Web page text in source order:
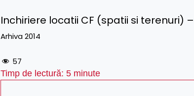
Inchiriere locatii CF (spatii si terenuri) –
Arhiva 2014
57
Timp de lectură: 5 minute